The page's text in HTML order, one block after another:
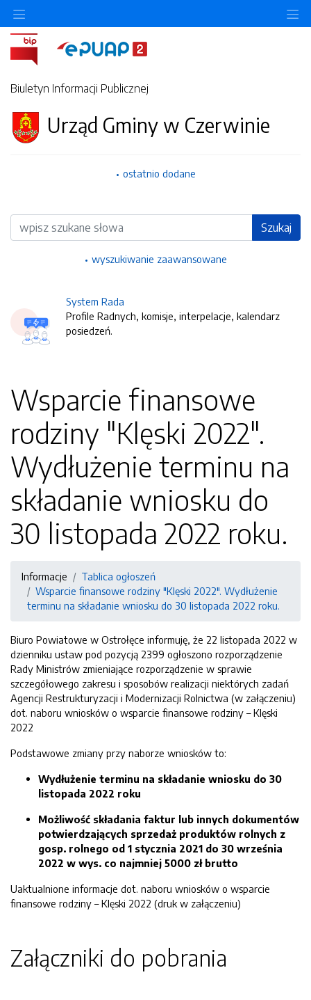
Biuletyn Informacji Publicznej
Urząd Gminy w Czerwinie
ostatnio dodane
Wyszukiwarka Szukaj
wyszukiwanie zaawansowane
System Rada
Profile Radnych, komisje, interpelacje, kalendarz
posiedzeń.
Wsparcie finansowe
rodziny "Klęski 2022".
Wydłużenie terminu na
składanie wniosku do
30 listopada 2022 roku.
Informacje
Tablica ogłoszeń
Wsparcie finansowe rodziny "Klęski 2022". Wydłużenie
terminu na składanie wniosku do 30 listopada 2022 roku.
Biuro Powiatowe w Ostrołęce informuję, że 22 listopada 2022 w
dzienniku ustaw pod pozycją 2399 ogłoszono rozporządzenie
Rady Ministrów zmieniające rozporządzenie w sprawie
szczegółowego zakresu i sposobów realizacji niektórych zadań
Agencji Restrukturyzacji i Modernizacji Rolnictwa (w załączeniu)
dot. naboru wniosków o wsparcie finansowe rodziny – Klęski
2022
Podstawowe zmiany przy naborze wniosków to:
Wydłużenie terminu na składanie wniosku do 30
listopada 2022 roku
Możliwość składania faktur lub innych dokumentów
potwierdzających sprzedaż produktów rolnych z
gosp. rolnego od 1 stycznia 2021 do 30 września
2022 w wys. co najmniej 5000 zł brutto
Uaktualnione informacje dot. naboru wniosków o wsparcie
finansowe rodziny – Klęski 2022 (druk w załączeniu)
Załączniki do pobrania